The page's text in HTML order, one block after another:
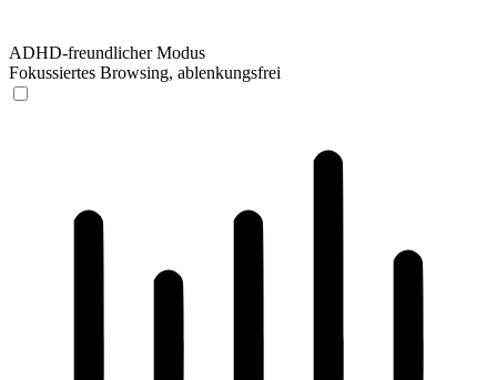
ADHD-freundlicher Modus
Fokussiertes Browsing, ablenkungsfrei